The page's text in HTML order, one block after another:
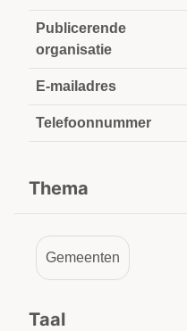
Publicerende
organisatie
E-mailadres
Telefoonnummer
Thema
Gemeenten
Taal